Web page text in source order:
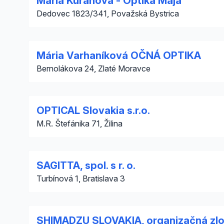
Dedovec 1823/341, Považská Bystrica
Mária Varhaníková OČNÁ OPTIKA
Bernolákova 24, Zlaté Moravce
OPTICAL Slovakia s.r.o.
M.R. Štefánika 71, Žilina
SAGITTA, spol. s r. o.
Turbínová 1, Bratislava 3
SHIMADZU SLOVAKIA, organizačná